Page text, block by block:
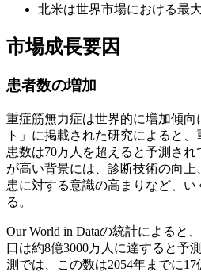
北米は世界市場における最
市場成長要因
患者数の増加
重症筋無力症は世界的に増加傾
ト」に掲載された研究によると
患数は70万人を超えると予測さ
が高い背景には、診断技術の向
患に対する意識の高まりなど、
る。
Our World in Dataの統計によると
口は約8億3000万人に達すると予
測では、この数は2054年までに